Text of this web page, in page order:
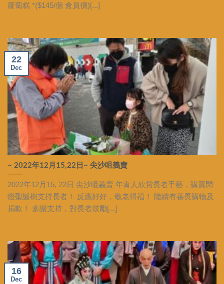
蘿蔔糕 *($145/個 會員價)[...]
~ 2022年12月15,22日~ 尖沙咀義賣
2022年12月15, 22日 尖沙咀義賣 年青人欣賞長者手藝，購買閃
燈聖誕樹支持長者！ 反應好好，敬老得福！ 陸續有善長購物及
捐款！ 多謝支持，對長者鼓勵[...]
22
Dec
16
Dec